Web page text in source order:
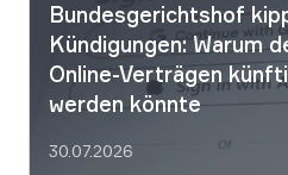
Bundesgerichtshof
Kündigungen: Warum
Online-Verträgen
werden könnte
30.07.2026